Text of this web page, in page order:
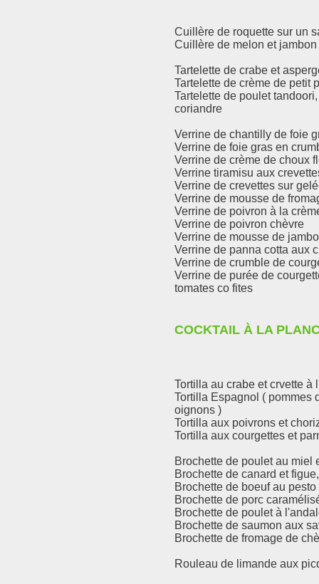
Cuillère de roquette sur un
Cuillère de melon et
Tartelette de crabe et
Tartelette de crème de petit
Tartelette de poulet
coriandre
Verrine de chantilly de foie
Verrine de foie gras en
Verrine de crème de choux
Verrine tiramisu aux
Verrine de crevettes sur
Verrine de mousse de
Verrine de poivron à la
Verrine de poivron chèvre
Verrine de mousse de
Verrine de panna cotta aux
Verrine de crumble de
Verrine de purée de
tomates co fites
COCKTAIL À LA
Tortilla au crabe et crvette à
Tortilla Espagnol ( pommes
oignons )
Tortilla aux poivrons et
Tortilla aux courgettes et
Brochette de poulet au miel
Brochette de canard et
Brochette de boeuf au pesto
Brochette de porc
Brochette de poulet à
Brochette de saumon aux
Brochette de fromage de
Rouleau de limande aux